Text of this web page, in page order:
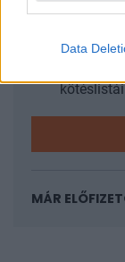
Data
kötéslistái
MÁR